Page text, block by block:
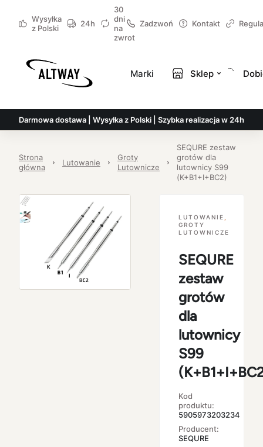
Wysyłka
z Polski
24h
30
dni
na
zwrot
Zadzwoń Kontakt
Marki Sklep
Darmowa dostawa | Wysyłka z Polski | Szybka realizacja w 24h
Strona
główna
Lutowanie
Groty
Lutownicze
SEQURE zestaw
grotów dla
lutownicy S99
(K+B1+I+BC2)
LUTOWANIE
GROTY
LUTOWNICZE
SEQURE
zestaw
grotów
dla
lutownicy
S99
Kod
produktu:
5905973203234
Producent:
SEQURE